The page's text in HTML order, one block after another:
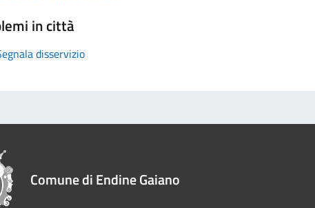
in città
disservizio
Comune di Endine Gaiano